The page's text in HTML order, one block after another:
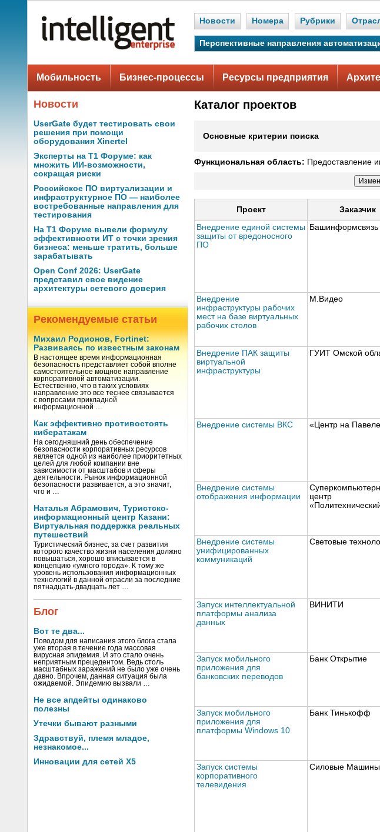
Новости Номера Рубрики
Перспективные направления
Мобильность Бизнес-процессы Ресурсы предприятия
Новости
UserGate будет тестировать свои
решения при помощи
оборудования Xinertel
Эксперты на Т1 Форуме: как
множить ИИ-возможности,
сокращая риски
Российское ПО виртуализации и
инфраструктурное ПО — наиболее
востребованные направления для
тестирования
На Т1 Форуме вывели формулу
эффективности ИТ с точки зрения
бизнеса: меньше тратить, больше
зарабатывать
Open Conf 2026: UserGate
представил свое видение
архитектуры сетевого доверия
Рекомендуемые статьи
Михаил Родионов, Fortinet:
Развиваясь по известным законам
В настоящее время информационная
безопасность представляет собой вполне
самостоятельное мощное направление
корпоративной автоматизации.
Естественно, что в таких условиях
направление это все теснее связывается
с вопросами прикладной
информационной …
Как эффективно противостоять
кибератакам
На сегодняшний день обеспечение
безопасности корпоративных ресурсов
является одной из наиболее приоритетных
целей для любой компании вне
зависимости от масштабов и сферы
деятельности. Рынок информационной
безопасности развивается, а это значит,
что и …
Наталья Абрамович, Туристско-
информационный центр Казани:
Виртуальная поддержка реальных
путешествий
Туристический бизнес, за счет развития
которого качество жизни населения должно
повышаться, хорошо вписывается в
концепцию «умного города». К тому же
уровень использования информационных
технологий в данной отрасли за последние
пятнадцать-двадцать лет …
Блог
Вот те два...
Поводом для написания этого блога стала
уже вторая в течение года массовая
вирусная эпидемия. И это стало очень
неприятным прецедентом. Ведь столь
масштабных заражений не было уже очень
давно. Впрочем, данная ситуация была
ожидаемой. Эпидемию вызвали …
Не все апдейты одинаково
полезны
Утечки бывают разными
Здравствуй, племя младое,
незнакомое...
Инновации для сетей X5
Каталог проектов
Основные критерии поиска
Функциональная область: Предоставление
Проект Заказчик
Внедрение единой системы
защиты от вредоносного
ПО
Башинформсвязь
Внедрение
инфраструктуры рабочих
мест на базе виртуальных
рабочих столов
М.Видео
Внедрение ПАК защиты
виртуальной
инфраструктуры
ГУИТ Омской
Внедрение системы ВКС «Центр на
Внедрение системы
отображения информации
центр
Внедрение системы
унифицированных
коммуникаций
Световые
Запуск интеллектуальной
платформы анализа
данных
ВИНИТИ
Запуск мобильного
приложения для
банковских переводов
Банк Открытие
Запуск мобильного
приложения для
платформы Windows 10
Банк Тинькофф
Запуск системы
корпоративного
телевидения
Силовые Машины